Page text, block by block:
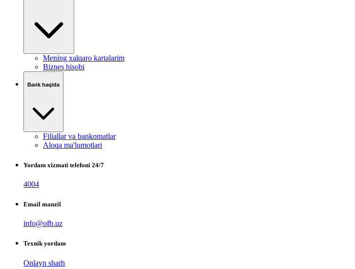
Mening xalqaro kartalarim
Biznes hisobi
Bank haqida
Filiallar va bankomatlar
Aloqa ma'lumotlari
Yordam xizmati telefoni 24/7
4004
Email manzil
info@ofb.uz
Texnik yordam
Onlayn sharh